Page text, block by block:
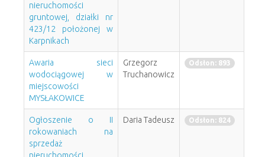
nieruchomości
gruntowej, działki nr
423/12 położonej w
Karpnikach
Awaria sieci
wodociągowej w
miejscowości
MYSŁAKOWICE
Grzegorz
Truchanowicz
Odsłon: 893
Ogłoszenie o II
rokowaniach na
sprzedaż
Daria Tadeusz Odsłon: 824